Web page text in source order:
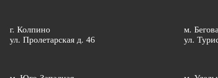
г. Колпино
ул. Пролетарская д. 46
м.
ул.